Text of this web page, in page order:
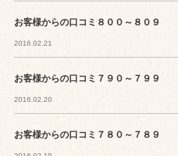
お客様からの口コミ８００～８０９
2016.02.21
お客様からの口コミ７９０～７９９
2016.02.20
お客様からの口コミ７８０～７８９